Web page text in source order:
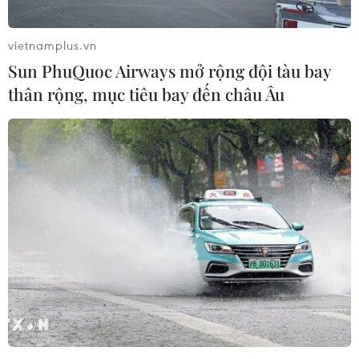
Nhân sự cao cấp của Hoàng Anh Gia Lai ra
đi sau khi 'bắt tay' Thaco
Công ty Nông nghiệp Quốc tế Hoàng Anh Gia Lai chính
thức công bố thông tin, nhiều nhân sự cao cấp là thành
viên Hội đồng quản trị và Ban kiểm soát đã ra đi sau
cái 'bắt tay' với Thaco Trường Hải.
vietnamplus.vn
Sun PhuQuoc Airways mở rộng đội tàu bay
thân rộng, mục tiêu bay đến châu Âu